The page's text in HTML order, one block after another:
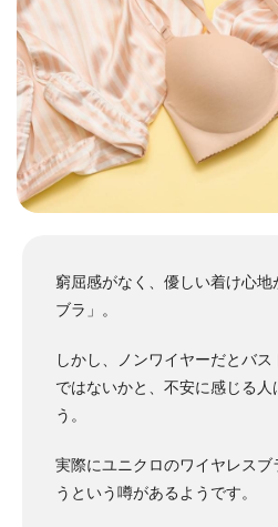
窮屈感がなく、優しい着け心地
ブラ」。
しかし、ノンワイヤーだとバ
ではないかと、不安に感じる人
う。
実際にユニクロのワイヤレスブ
うという噂があるようです。